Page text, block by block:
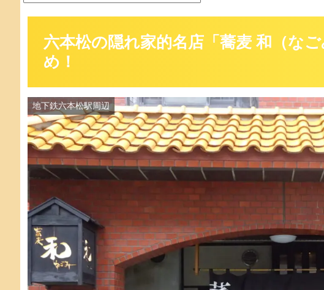
六本松の隠れ家的名店「蕎麦 和（な
め！
地下鉄六本松駅周辺